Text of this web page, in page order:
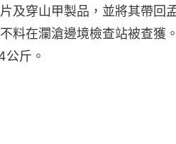
及穿山甲製品，並將其帶回
料在瀾滄邊境檢查站被查獲
斤。